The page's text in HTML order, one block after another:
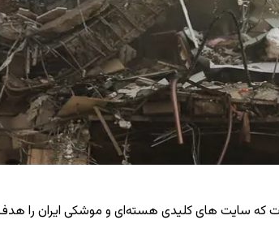
سایت‌ های کلیدی هسته‌ای و موشکی ایران را